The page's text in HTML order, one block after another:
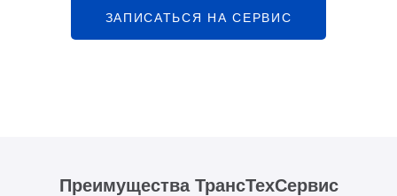
ЗАПИСАТЬСЯ НА СЕРВИС
Преимущества ТрансТехСервис